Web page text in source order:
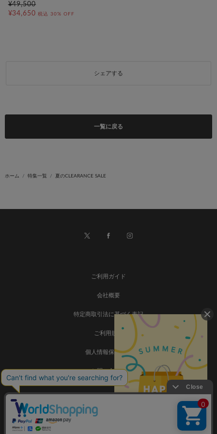
¥49,500
¥34,650 税込 30% OFF
シェアする
一覧に戻る
ホーム 特集一覧 夏のCLEARANCE SALE
ご利用ガイド
会社概要
特定商取引法に基づく表記
ご利用規約
個人情報保護方針
お問い合わせ
Copyright © SADAMATSU Co., Ltd. all rights reserved.